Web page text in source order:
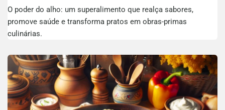
O poder do alho: um superalimento que realça sabores,
promove saúde e transforma pratos em obras-primas
culinárias.